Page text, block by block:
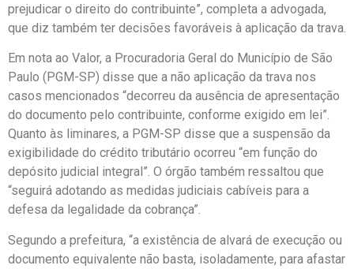
prejudicar o direito do contribuinte”, completa a advogada,
que diz também ter decisões favoráveis à aplicação da trava.
Em nota ao Valor, a Procuradoria Geral do Município de São
Paulo (PGM-SP) disse que a não aplicação da trava nos
casos mencionados “decorreu da ausência de apresentação
do documento pelo contribuinte, conforme exigido em lei”.
Quanto às liminares, a PGM-SP disse que a suspensão da
exigibilidade do crédito tributário ocorreu “em função do
depósito judicial integral”. O órgão também ressaltou que
“seguirá adotando as medidas judiciais cabíveis para a
defesa da legalidade da cobrança”.
Segundo a prefeitura, “a existência de alvará de execução ou
documento equivalente não basta, isoladamente, para afastar